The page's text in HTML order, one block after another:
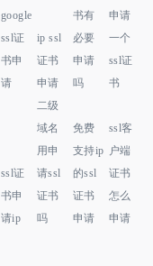
google
ssl证
书申
请
ip ssl
证书
申请
书有
必要
申请
吗
申请
一个
ssl证
书
ssl证
书申
请ip
二级
域名
用申
请ssl
证书
吗
免费
支持ip
的ssl
证书
申请
ssl客
户端
证书
怎么
申请